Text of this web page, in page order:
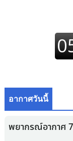
อากาศวันนี้